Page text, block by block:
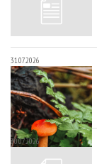
31.07.2026
30.07.2026